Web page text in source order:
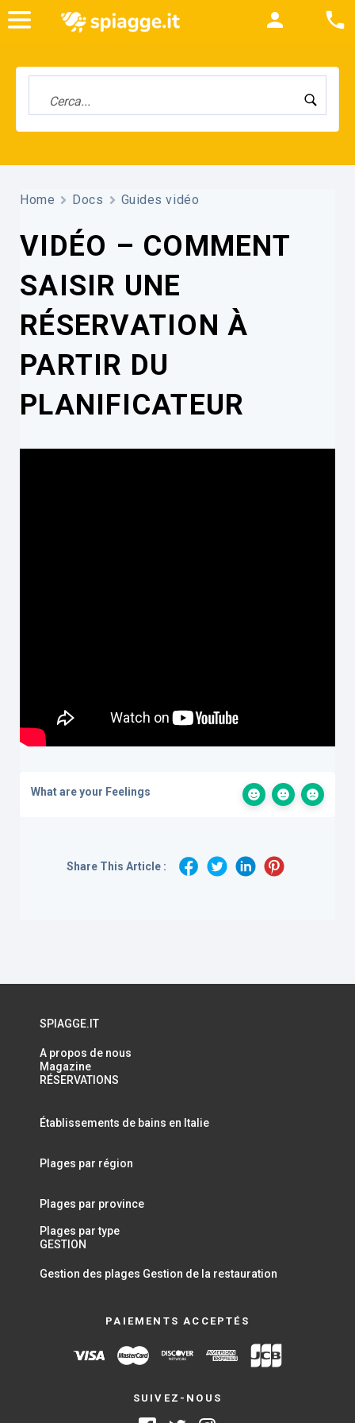
Home Docs Guides vidéo
VIDÉO – COMMENT
SAISIR UNE
RÉSERVATION À
PARTIR DU
PLANIFICATEUR
What are your Feelings
Share This Article :
SPIAGGE.IT
A propos de nous
Magazine
RÉSERVATIONS
Établissements de bains en Italie
Plages par région
Plages par province
Plages par type
GESTION
Gestion des plages Gestion de la restauration
PAIEMENTS ACCEPTÉS
SUIVEZ-NOUS